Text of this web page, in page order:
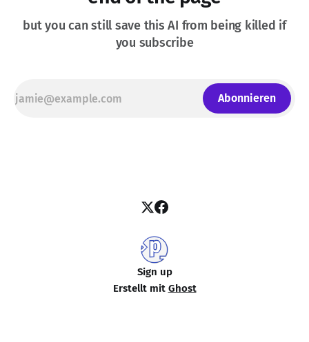
but you can still save this AI from being killed if
you subscribe
Abonnieren
Sign up
Erstellt mit Ghost